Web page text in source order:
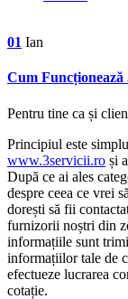
01 Ian
Cum Funcționează
Pentru tine ca și
Principiul este
www.3servicii.ro și
După ce ai ales
despre ceea ce vrei
dorești să fii
furnizorii noștri din
informațiile sunt
informațiilor tale de
efectueze lucrarea
cotație.